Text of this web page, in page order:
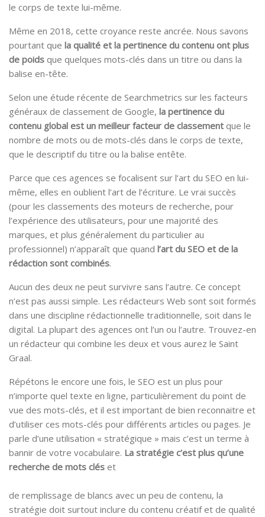
le corps de texte lui-même.
Même en 2018, cette croyance reste ancrée. Nous savons
pourtant que la qualité et la pertinence du contenu ont plus
de poids que quelques mots-clés dans un titre ou dans la
balise en-tête.
Selon une étude récente de Searchmetrics sur les facteurs
généraux de classement de Google, la pertinence du
contenu global est un meilleur facteur de classement que le
nombre de mots ou de mots-clés dans le corps de texte,
que le descriptif du titre ou la balise entête.
Parce que ces agences se focalisent sur l’art du SEO en lui-
même, elles en oublient l’art de l’écriture. Le vrai succès
(pour les classements des moteurs de recherche, pour
l’expérience des utilisateurs, pour une majorité des
marques, et plus généralement du particulier au
professionnel) n’apparaît que quand l’art du SEO et de la
rédaction sont combinés.
Aucun des deux ne peut survivre sans l’autre. Ce concept
n’est pas aussi simple. Les rédacteurs Web sont soit formés
dans une discipline rédactionnelle traditionnelle, soit dans le
digital. La plupart des agences ont l’un ou l’autre. Trouvez-en
un rédacteur qui combine les deux et vous aurez le Saint
Graal.
Répétons le encore une fois, le SEO est un plus pour
n’importe quel texte en ligne, particulièrement du point de
vue des mots-clés, et il est important de bien reconnaitre et
d’utiliser ces mots-clés pour différents articles ou pages. Je
parle d’une utilisation « stratégique » mais c’est un terme à
bannir de votre vocabulaire. La stratégie c’est plus qu’une
recherche de mots clés et
de remplissage de blancs avec un peu de contenu, la
stratégie doit surtout inclure du contenu créatif et de qualité